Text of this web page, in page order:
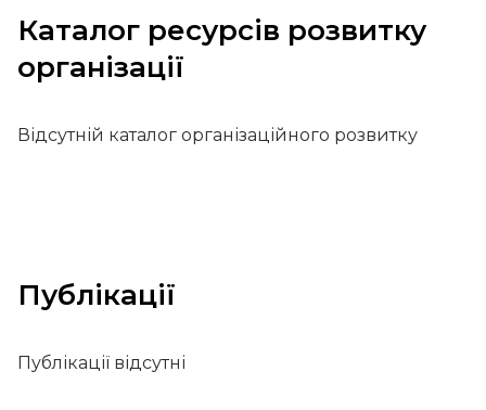
Каталог ресурсів розвитку
організації
Відсутній каталог організаційного розвитку
Публікації
Публікації відсутні